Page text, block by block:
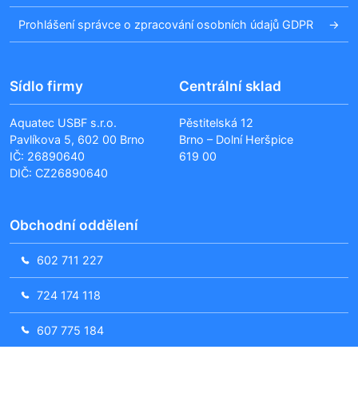
Prohlášení správce o zpracování osobních údajů GDPR
Sídlo firmy
Aquatec USBF s.r.o.
Pavlíkova 5, 602 00 Brno
IČ: 26890640
DIČ: CZ26890640
Centrální sklad
Pěstitelská 12
Brno – Dolní Heršpice
619 00
Obchodní oddělení
602 711 227
724 174 118
607 775 184